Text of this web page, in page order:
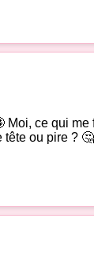
Moi, ce qui
tête ou pire ? 🤔